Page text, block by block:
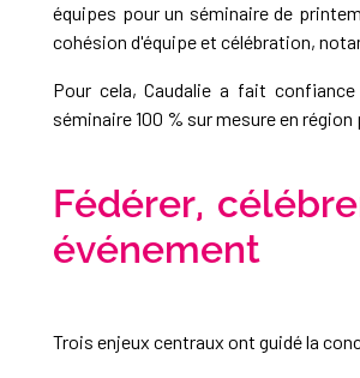
équipes pour un séminaire de
cohésion d'équipe et célébration,
Pour cela, Caudalie a fait
séminaire 100 % sur mesure en région
Fédérer,
événement
Trois enjeux centraux ont guidé la